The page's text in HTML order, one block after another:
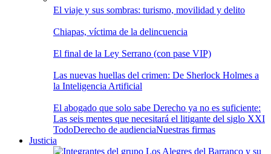
El viaje y sus sombras: turismo, movilidad y delito
Chiapas, víctima de la delincuencia
El final de la Ley Serrano (con pase VIP)
Las nuevas huellas del crimen: De Sherlock Holmes a
la Inteligencia Artificial
El abogado que solo sabe Derecho ya no es suficiente:
Las seis mentes que necesitará el litigante del siglo XXI
TodoDerecho de audienciaNuestras firmas
Justicia